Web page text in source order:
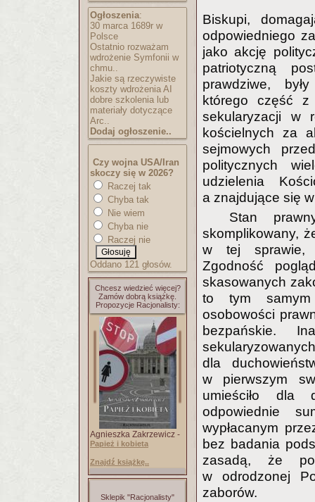
Ogłoszenia:
30 marca 1689r w
Polsce
Ostatnio rozważam
wdrożenie Symfonii w
chmu..
Jakie są rzeczywiste
koszty wdrożenia AI
dobre szkolenia lub
materiały dotyczące
Arc..
Dodaj ogłoszenie..
Czy wojna USA/Iran
skoczy się w 2026?
Raczej tak
Chyba tak
Nie wiem
Chyba nie
Raczej nie
Oddano 121 głosów.
Chcesz wiedzieć więcej?
Zamów dobrą książkę.
Propozycje Racjonalisty:
Agnieszka Zakrzewicz -
Papież i kobieta
Znajdź książkę..
Sklepik "Racjonalisty"
Biskupi,
odpowiedniego
jako akcję
patriotyczną
prawdziwe,
którego część z
sekularyzacji w
kościelnych za
sejmowych
politycznych
udzielenia
a znajdujące się
Stan
skomplikowany,
w tej sprawie,
Zgodność
skasowanych
to tym samym
osobowości
bezpańskie.
dla
w pierwszym
umieściło dla
odpowiednie
wypłacanym
bez badania
zasadą, że
w odrodzonej
zaborów.